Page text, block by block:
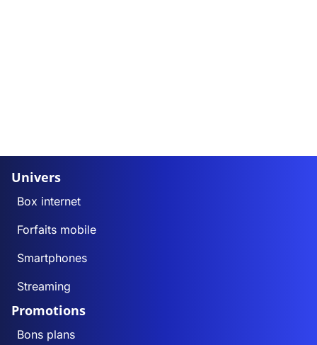
Univers
Box internet
Forfaits mobile
Smartphones
Streaming
Promotions
Bons plans